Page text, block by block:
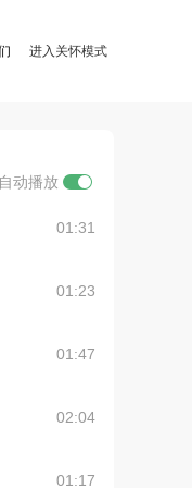
进入关怀模式
自动播放
01:31
01:23
01:47
02:04
01:17